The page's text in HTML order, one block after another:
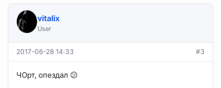
vitalix
User
2017-06-28 14:33 #3
ЧОрт, опездал 😕